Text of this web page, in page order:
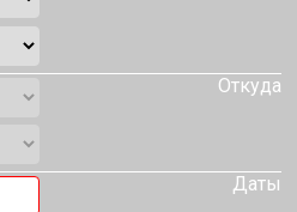
Откуда
Даты